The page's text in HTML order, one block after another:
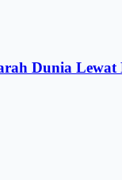
Dunia Lewat